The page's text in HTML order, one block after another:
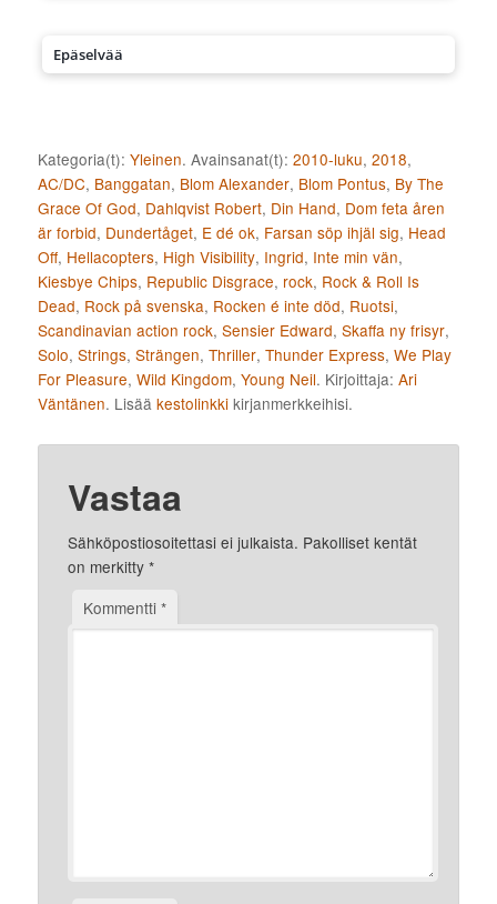
Epäselvää
Kategoria(t):Yleinen. Avainsanat(t):2010-luku,2018,
AC/DC, Banggatan, Blom Alexander, Blom Pontus, By The
Grace Of God, Dahlqvist Robert, Din Hand, Dom feta åren
är forbid, Dundertåget, E dé ok, Farsan söp ihjäl sig, Head
Off, Hellacopters, High Visibility, Ingrid, Inte min vän,
Kiesbye Chips, Republic Disgrace, rock, Rock & Roll Is
Dead, Rock på svenska, Rocken é inte död, Ruotsi,
Scandinavian action rock,Sensier Edward,Skaffa ny frisyr,
Solo,Strings,Strängen,Thriller,Thunder Express,We Play
For Pleasure,Wild Kingdom,Young Neil. Kirjoittaja:Ari
Väntänen. Lisääkestolinkki kirjanmerkkeihisi.
Vastaa
Sähköpostiosoitettasi ei julkaista. Pakolliset kentät
on merkitty*
Kommentti*